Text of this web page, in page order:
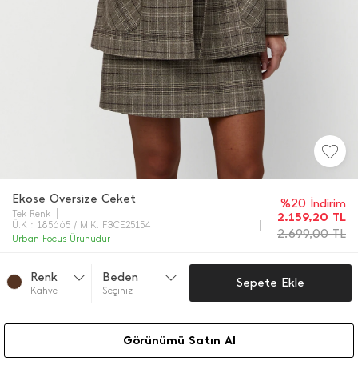
Ekose Oversize Ceket
Tek Renk
Ü.K : 185665 / M.K. F3CE25154
Urban Focus Ürünüdür
%20 İndirim
2.159,20 TL
2.699,00TL
Renk
Kahve
Beden
Seçiniz
Sepete Ekle
Görünümü Satın Al